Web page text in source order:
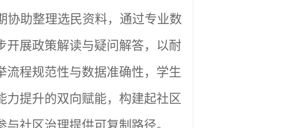
协助整理选民资料，通过专业数
开展政策解读与疑问解答，以耐
程规范性与数据准确性，学生
力提升的双向赋能，构建起社区
社区治理提供可复制路径。